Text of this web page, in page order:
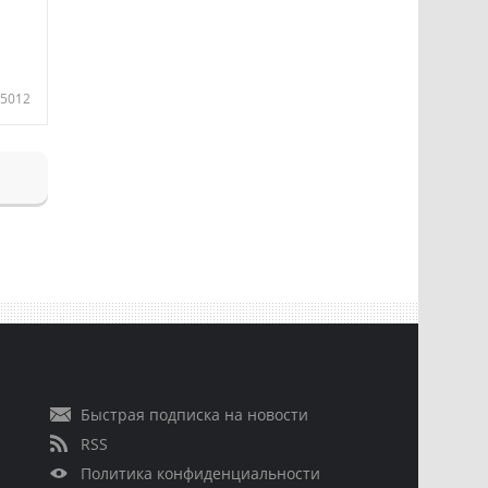
5012
Быстрая подписка на новости
RSS
Политика конфиденциальности